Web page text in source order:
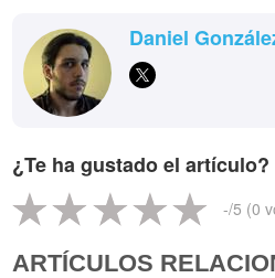
Daniel
¿Te ha gustado el artículo?
-/5 (0
ARTÍCULOS